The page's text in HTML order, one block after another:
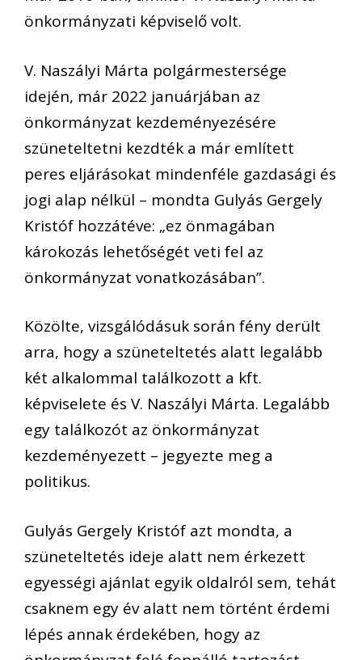
önkormányzati képviselő volt.
V. Naszályi Márta polgármestersége
idején, már 2022 januárjában az
önkormányzat kezdeményezésére
szüneteltetni kezdték a már említett
peres eljárásokat mindenféle gazdasági és
jogi alap nélkül – mondta Gulyás Gergely
Kristóf hozzátéve: „ez önmagában
károkozás lehetőségét veti fel az
önkormányzat vonatkozásában”.
Közölte, vizsgálódásuk során fény derült
arra, hogy a szüneteltetés alatt legalább
két alkalommal találkozott a kft.
képviselete és V. Naszályi Márta. Legalább
egy találkozót az önkormányzat
kezdeményezett – jegyezte meg a
politikus.
Gulyás Gergely Kristóf azt mondta, a
szüneteltetés ideje alatt nem érkezett
egyességi ajánlat egyik oldalról sem, tehát
csaknem egy év alatt nem történt érdemi
lépés annak érdekében, hogy az